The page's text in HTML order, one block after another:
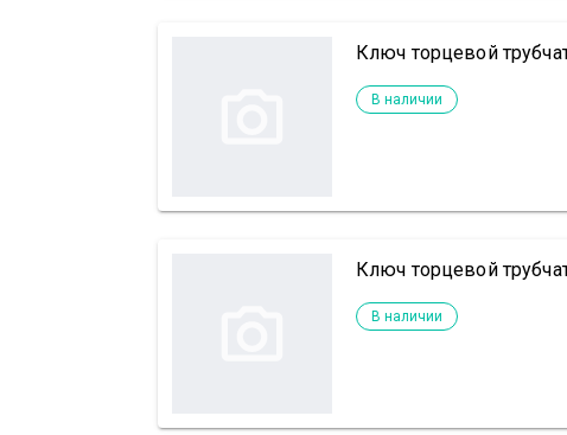
Ключ торцевой
В наличии
Ключ торцевой
В наличии